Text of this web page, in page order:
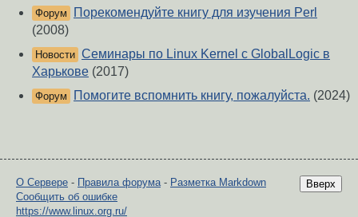
Форум
Порекомендуйте книгу для изучения Perl
(2008)
Новости Семинары по Linux Kernel с GlobalLogic в
Харькове (2017)
Форум Помогите вспомнить книгу, пожалуйста. (2024)
Вверх
О Сервере - Правила форума- Разметка Markdown
Сообщить об ошибке
https://www.linux.org.ru/